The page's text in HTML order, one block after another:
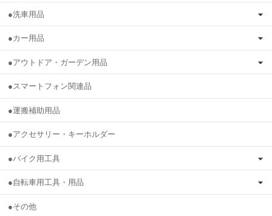
●洗車用品
●カー用品
●アウトドア・ガーデン用品
●スマートフォン関連品
●運搬補助用品
●アクセサリー・キーホルダー
●バイク用工具
●自転車用工具・用品
●その他